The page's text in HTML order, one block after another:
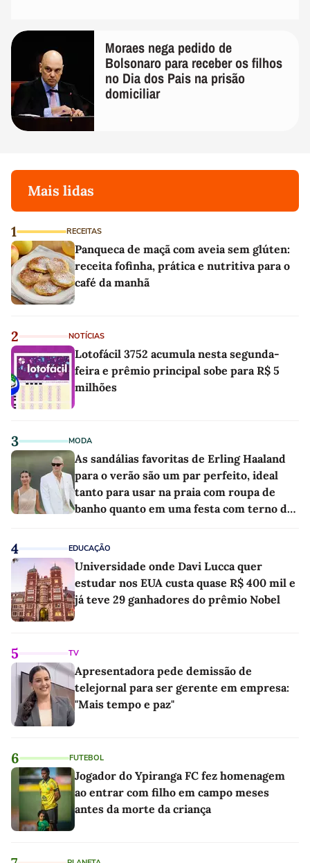
Moraes nega pedido de
Bolsonaro para receber os filhos
no Dia dos Pais na prisão
domiciliar
Mais lidas
1 RECEITAS
Panqueca de maçã com aveia sem glúten:
receita fofinha, prática e nutritiva para o
café da manhã
2 NOTÍCIAS
Lotofácil 3752 acumula nesta segunda-
feira e prêmio principal sobe para R$ 5
milhões
3 MODA
As sandálias favoritas de Erling Haaland
para o verão são um par perfeito, ideal
tanto para usar na praia com roupa de
banho quanto em uma festa com terno de
4 EDUCAÇÃO
Universidade onde Davi Lucca quer
estudar nos EUA custa quase R$ 400 mil e
já teve 29 ganhadores do prêmio Nobel
5 TV
Apresentadora pede demissão de
telejornal para ser gerente em empresa:
"Mais tempo e paz"
6 FUTEBOL
Jogador do Ypiranga FC fez homenagem
ao entrar com filho em campo meses
antes da morte da criança